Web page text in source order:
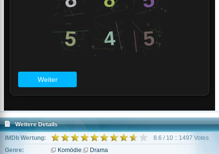
Weitere Details
IMDb Wertung:
8.6 / 10 :: 1497 Votes
Genre:
Komödie
Drama